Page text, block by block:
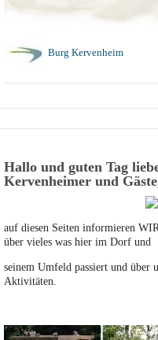
Burg Kervenheim
Hallo und guten Tag
Kervenheimer und
auf diesen Seiten informieren
über vieles was hier im Dorf und
seinem Umfeld passiert und über
Aktivitäten.